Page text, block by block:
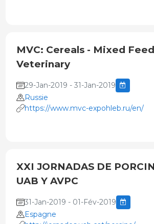
MVC: Cereals - Mixed
Veterinary
29-Jan-2019 - 31-Jan-2019
Russie
https://www.mvc-expohleb.ru/en/
XXI JORNADAS DE
UAB Y AVPC
31-Jan-2019 - 01-Fév-2019
Espagne